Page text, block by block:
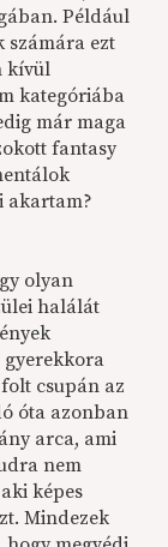
Például
számára ezt
kívül
kategóriába
már maga
fantasy
akartam?
olyan
halálát
csupán az
óta azonban
arca, ami
nem
képes
Mindezek